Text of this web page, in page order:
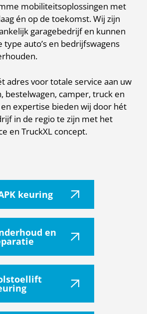
mobiliteitsoplossingen met
én op de toekomst. Wij zijn
garagebedrijf en kunnen
type auto’s en bedrijfswagens
adres voor totale service aan uw
bestelwagen, camper, truck en
expertise bieden wij door hét
in de regio te zijn met het
en TruckXL concept.
keuring
en